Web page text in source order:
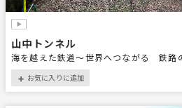
山中トンネル
海を越えた鉄道～世界へつながる 鉄路
＋ お気に入りに追加